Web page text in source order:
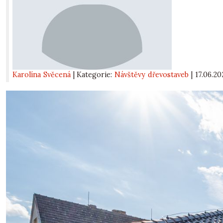
Karolína Svěcená | Kategorie:Návštěvy dřevostaveb